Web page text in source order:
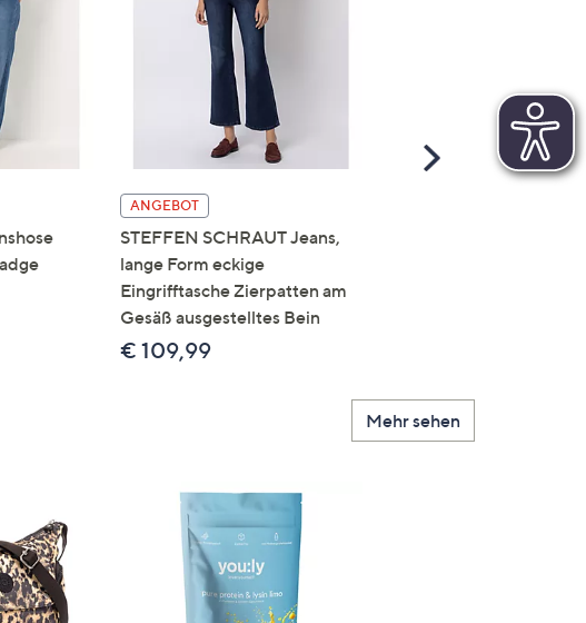
ANGEBOT
STEFFEN SCHRAUT Jeans,
lange Form eckige
Eingrifftasche Zierpatten am
Gesäß ausgestelltes Bein
€ 109,99
Scroll
Mehr sehen